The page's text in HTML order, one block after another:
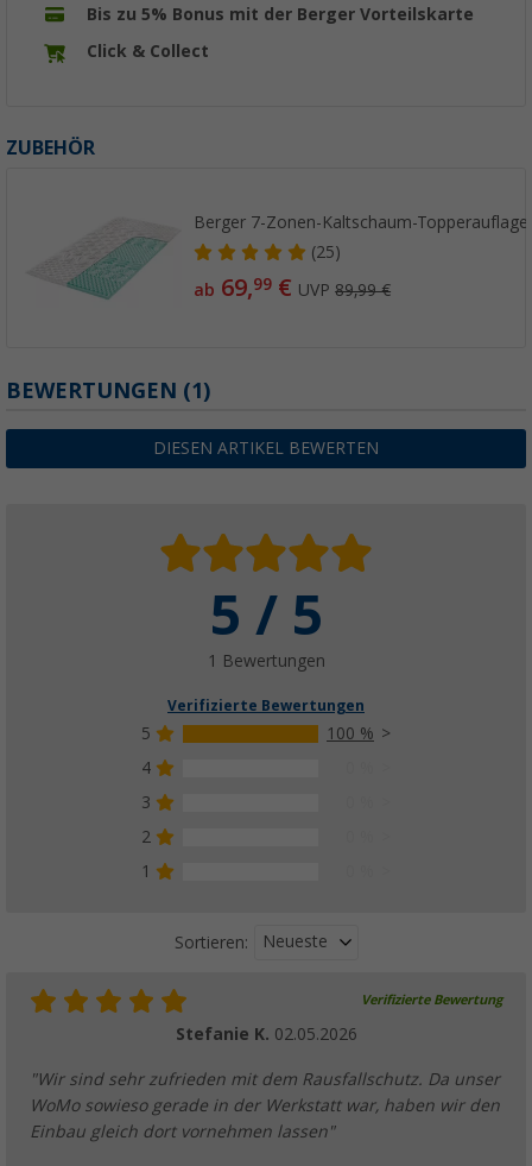
Bis zu 5% Bonus mit der Berger Vorteilskarte
Click & Collect
ZUBEHÖR
Berger 7-Zonen-Kaltschaum-Topperauflage
(25)
ab 69,99 € UVP89,99 €
BEWERTUNGEN (1)
DIESEN ARTIKEL BEWERTEN
5 / 5
1 Bewertungen
Verifizierte Bewertungen
5
100 %
4
3
2
1
Sortieren: Neueste
Verifizierte Bewertung
Stefanie K. 02.05.2026
"Wir sind sehr zufrieden mit dem Rausfallschutz. Da unser
WoMo sowieso gerade in der Werkstatt war, haben wir den
Einbau gleich dort vornehmen lassen"